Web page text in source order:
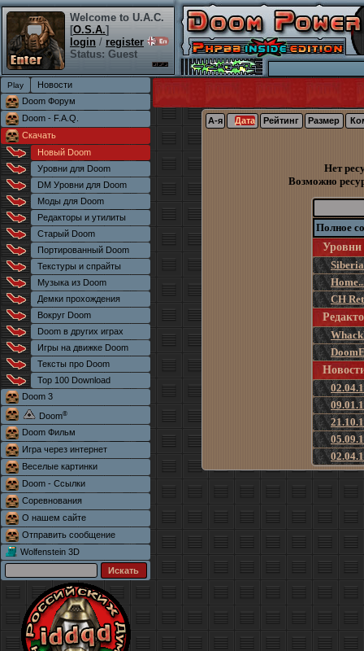
Welcome to U.A.C.
[O.S.A.]
login / register
Status: Guest
Новости
Doom Форум
Doom - F.A.Q.
Скачать
Новый Doom
Уровни для Doom
DM Уровни для Doom
Моды для Doom
Редакторы и утилиты
Старый Doom
Портированный Doom
Текстуры и спрайты
Музыка из Doom
Демки прохождения
Вокруг Doom
Doom в других играх
Игры на движке Doom
Тексты про Doom
Top 100 Download
Doom 3
Doom®
Doom Фильм
Игра через интернет
Веселые картинки
Doom - Ссылки
Соревнования
О нашем сайте
Отправить сообщение
Wolfenstein 3D
А-я Дата Рейтинг Размер
Нет
Возможно
Полное
Уровни
CH